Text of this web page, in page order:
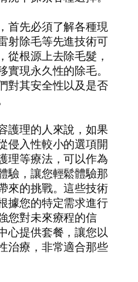
首先必須了解各種現
射除毛等先進技術可
從根源上去除毛髮，
現永久性的除毛。
對其安全性以及是否
護理的人來說，如果
侵入性較小的選項開
理等療法，可以作為
驗，讓您輕鬆體驗那
來的挑戰。這些技術
據您的特定需求進行
您對未來療程的信
心提供套餐，讓您以
治療，非常適合那些